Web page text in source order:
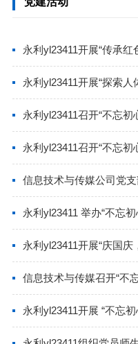
永利yl23411开展“传承
命”主题党日活动
永利yl23411开展“探索
光、传播科学知识”主题
永利yl23411召开“不忘初
育评估测评会议
永利yl23411召开“不忘初
育对照党章党规找差距
信息技术与传媒公司党支
牢记使命”主题教育志愿
永利yl23411 举办“不忘
教育调研成果交流会
永利yl23411开展“庆国庆
题党日活动
信息技术与传媒召开“不
题教育动员部署会
永利yl23411开展 “不忘